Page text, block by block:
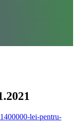
lei-pentru-